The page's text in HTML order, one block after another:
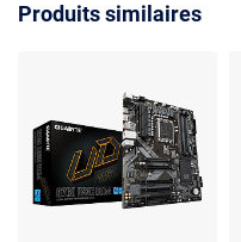
Produits similaires